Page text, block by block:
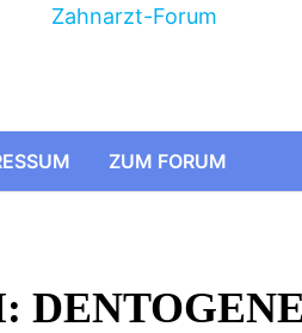
ZUM FORUM